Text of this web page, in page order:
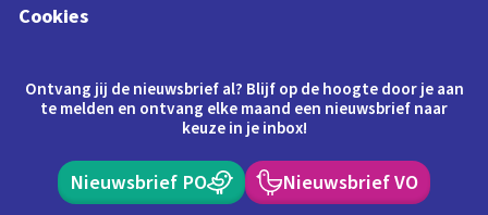
Cookies
Ontvang jij de nieuwsbrief al? Blijf op de hoogte door je aan
te melden en ontvang elke maand een nieuwsbrief naar
keuze in je inbox!
Nieuwsbrief PO Nieuwsbrief VO